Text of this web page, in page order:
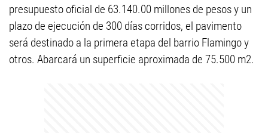
presupuesto oficial de 63.140.00 millones de pesos y un
plazo de ejecución de 300 días corridos, el pavimento
será destinado a la primera etapa del barrio Flamingo y
otros. Abarcará un superficie aproximada de 75.500 m2.